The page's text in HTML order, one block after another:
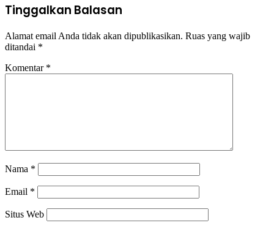
Tinggalkan Balasan
Alamat email Anda tidak akan dipublikasikan. Ruas yang wajib
ditandai *
Komentar *
Nama *
Email *
Situs Web